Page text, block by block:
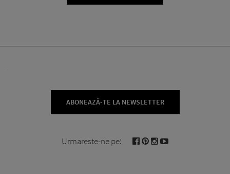
ABONEAZĂ-TE LA NEWSLETTER
Urmareste-ne pe: